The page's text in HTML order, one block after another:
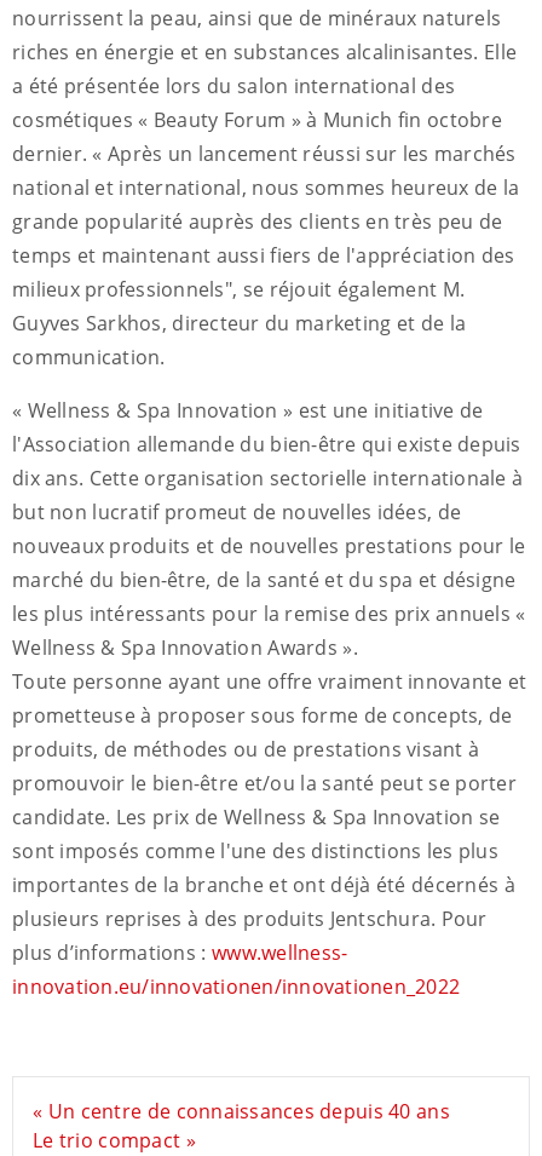
nourrissent la peau, ainsi que de minéraux naturels
riches en énergie et en substances alcalinisantes. Elle
a été présentée lors du salon international des
cosmétiques « Beauty Forum » à Munich fin octobre
dernier. « Après un lancement réussi sur les marchés
national et international, nous sommes heureux de la
grande popularité auprès des clients en très peu de
temps et maintenant aussi fiers de l'appréciation des
milieux professionnels", se réjouit également M.
Guyves Sarkhos, directeur du marketing et de la
communication.
« Wellness & Spa Innovation » est une initiative de
l'Association allemande du bien-être qui existe depuis
dix ans. Cette organisation sectorielle internationale à
but non lucratif promeut de nouvelles idées, de
nouveaux produits et de nouvelles prestations pour le
marché du bien-être, de la santé et du spa et désigne
les plus intéressants pour la remise des prix annuels «
Wellness & Spa Innovation Awards ».
Toute personne ayant une offre vraiment innovante et
prometteuse à proposer sous forme de concepts, de
produits, de méthodes ou de prestations visant à
promouvoir le bien-être et/ou la santé peut se porter
candidate. Les prix de Wellness & Spa Innovation se
sont imposés comme l'une des distinctions les plus
importantes de la branche et ont déjà été décernés à
plusieurs reprises à des produits Jentschura. Pour
plus d’informations :www.wellness-
innovation.eu/innovationen/innovationen_2022
« Un centre de connaissances depuis 40 ans
Le trio compact »